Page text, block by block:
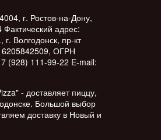
г. Ростов-на-Дону,
адрес:
г. Волгодонск, пр-кт
ОГРН
(928) 111-99-22 E-mail:
- доставляет пиццу,
Большой выбор
доставку в Новый и